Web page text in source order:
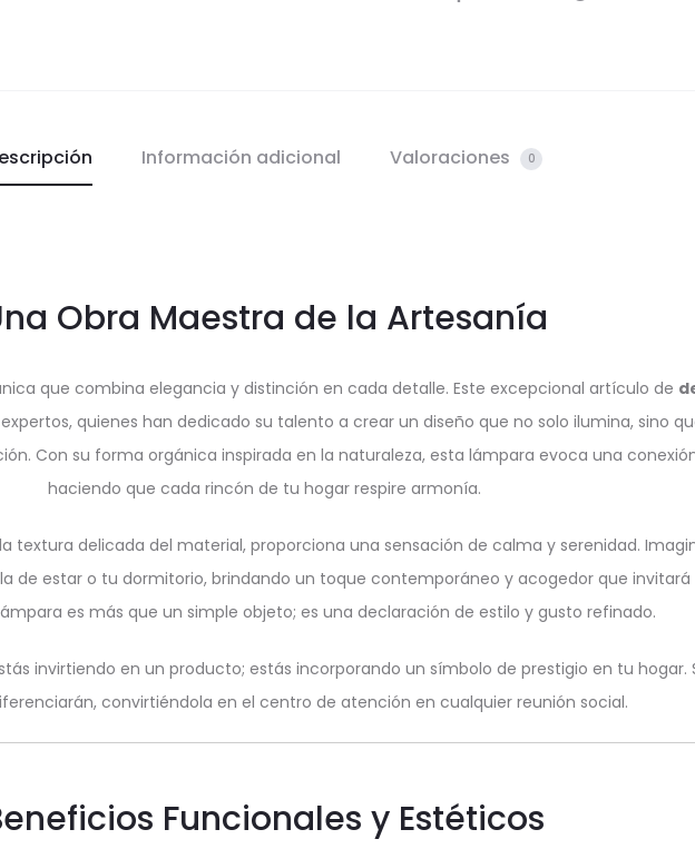
Información adicional Valoraciones 0
Obra Maestra de la Artesanía
que combina elegancia y distinción en cada detalle. Este excepcional artículo de
quienes han dedicado su talento a crear un diseño que no solo ilumina, sino
Con su forma orgánica inspirada en la naturaleza, esta lámpara evoca una
haciendo que cada rincón de tu hogar respire armonía.
textura delicada del material, proporciona una sensación de calma y serenidad.
de estar o tu dormitorio, brindando un toque contemporáneo y acogedor que invitará
es más que un simple objeto; es una declaración de estilo y gusto refinado.
invirtiendo en un producto; estás incorporando un símbolo de prestigio en tu hogar.
convirtiéndola en el centro de atención en cualquier reunión social.
Funcionales y Estéticos